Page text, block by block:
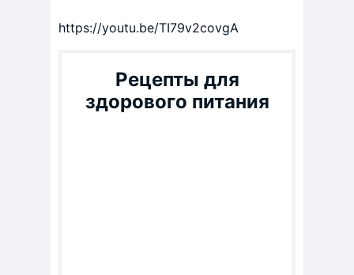
https://youtu.be/TI79v2covgA
Рецепты для
здорового питания